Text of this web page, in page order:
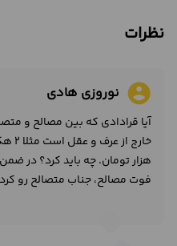
نظرات
account_circle نوروزی هادي
آیا قرادادی که بین مصالح و
هزار تومان. چه باید کرد؟ در
فوت مصالح، جناب متصالح رو